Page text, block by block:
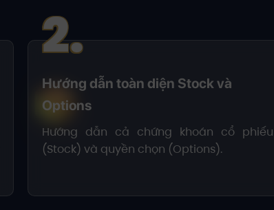
2.
Hướng dẫn toàn diện Stock và
Options
Hướng dẫn cả chứng khoán cổ phiếu
(Stock) và quyền chọn (Options).